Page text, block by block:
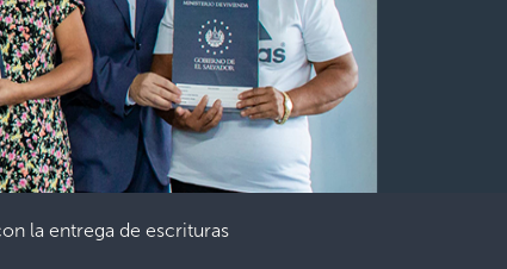
la entrega de escrituras